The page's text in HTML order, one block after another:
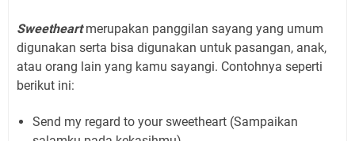
Sweetheartmerupakan panggilan sayang yang umum
digunakan serta bisa digunakan untuk pasangan, anak,
atau orang lain yang kamu sayangi. Contohnya seperti
berikut ini:
Send my regard to your sweetheart (Sampaikan